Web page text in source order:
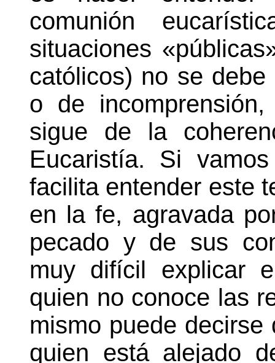
comunión
situaciones
católicos) no se
o de
sigue de la
Eucaristía. Si
facilita entender este
en la fe, agravada
pecado y de sus
muy difícil explicar
quien no conoce las
mismo puede
quien está alejado